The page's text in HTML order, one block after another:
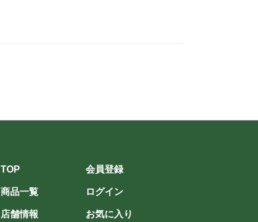
TOP
商品一覧
店舗情報
会員登録
ログイン
お気に入り